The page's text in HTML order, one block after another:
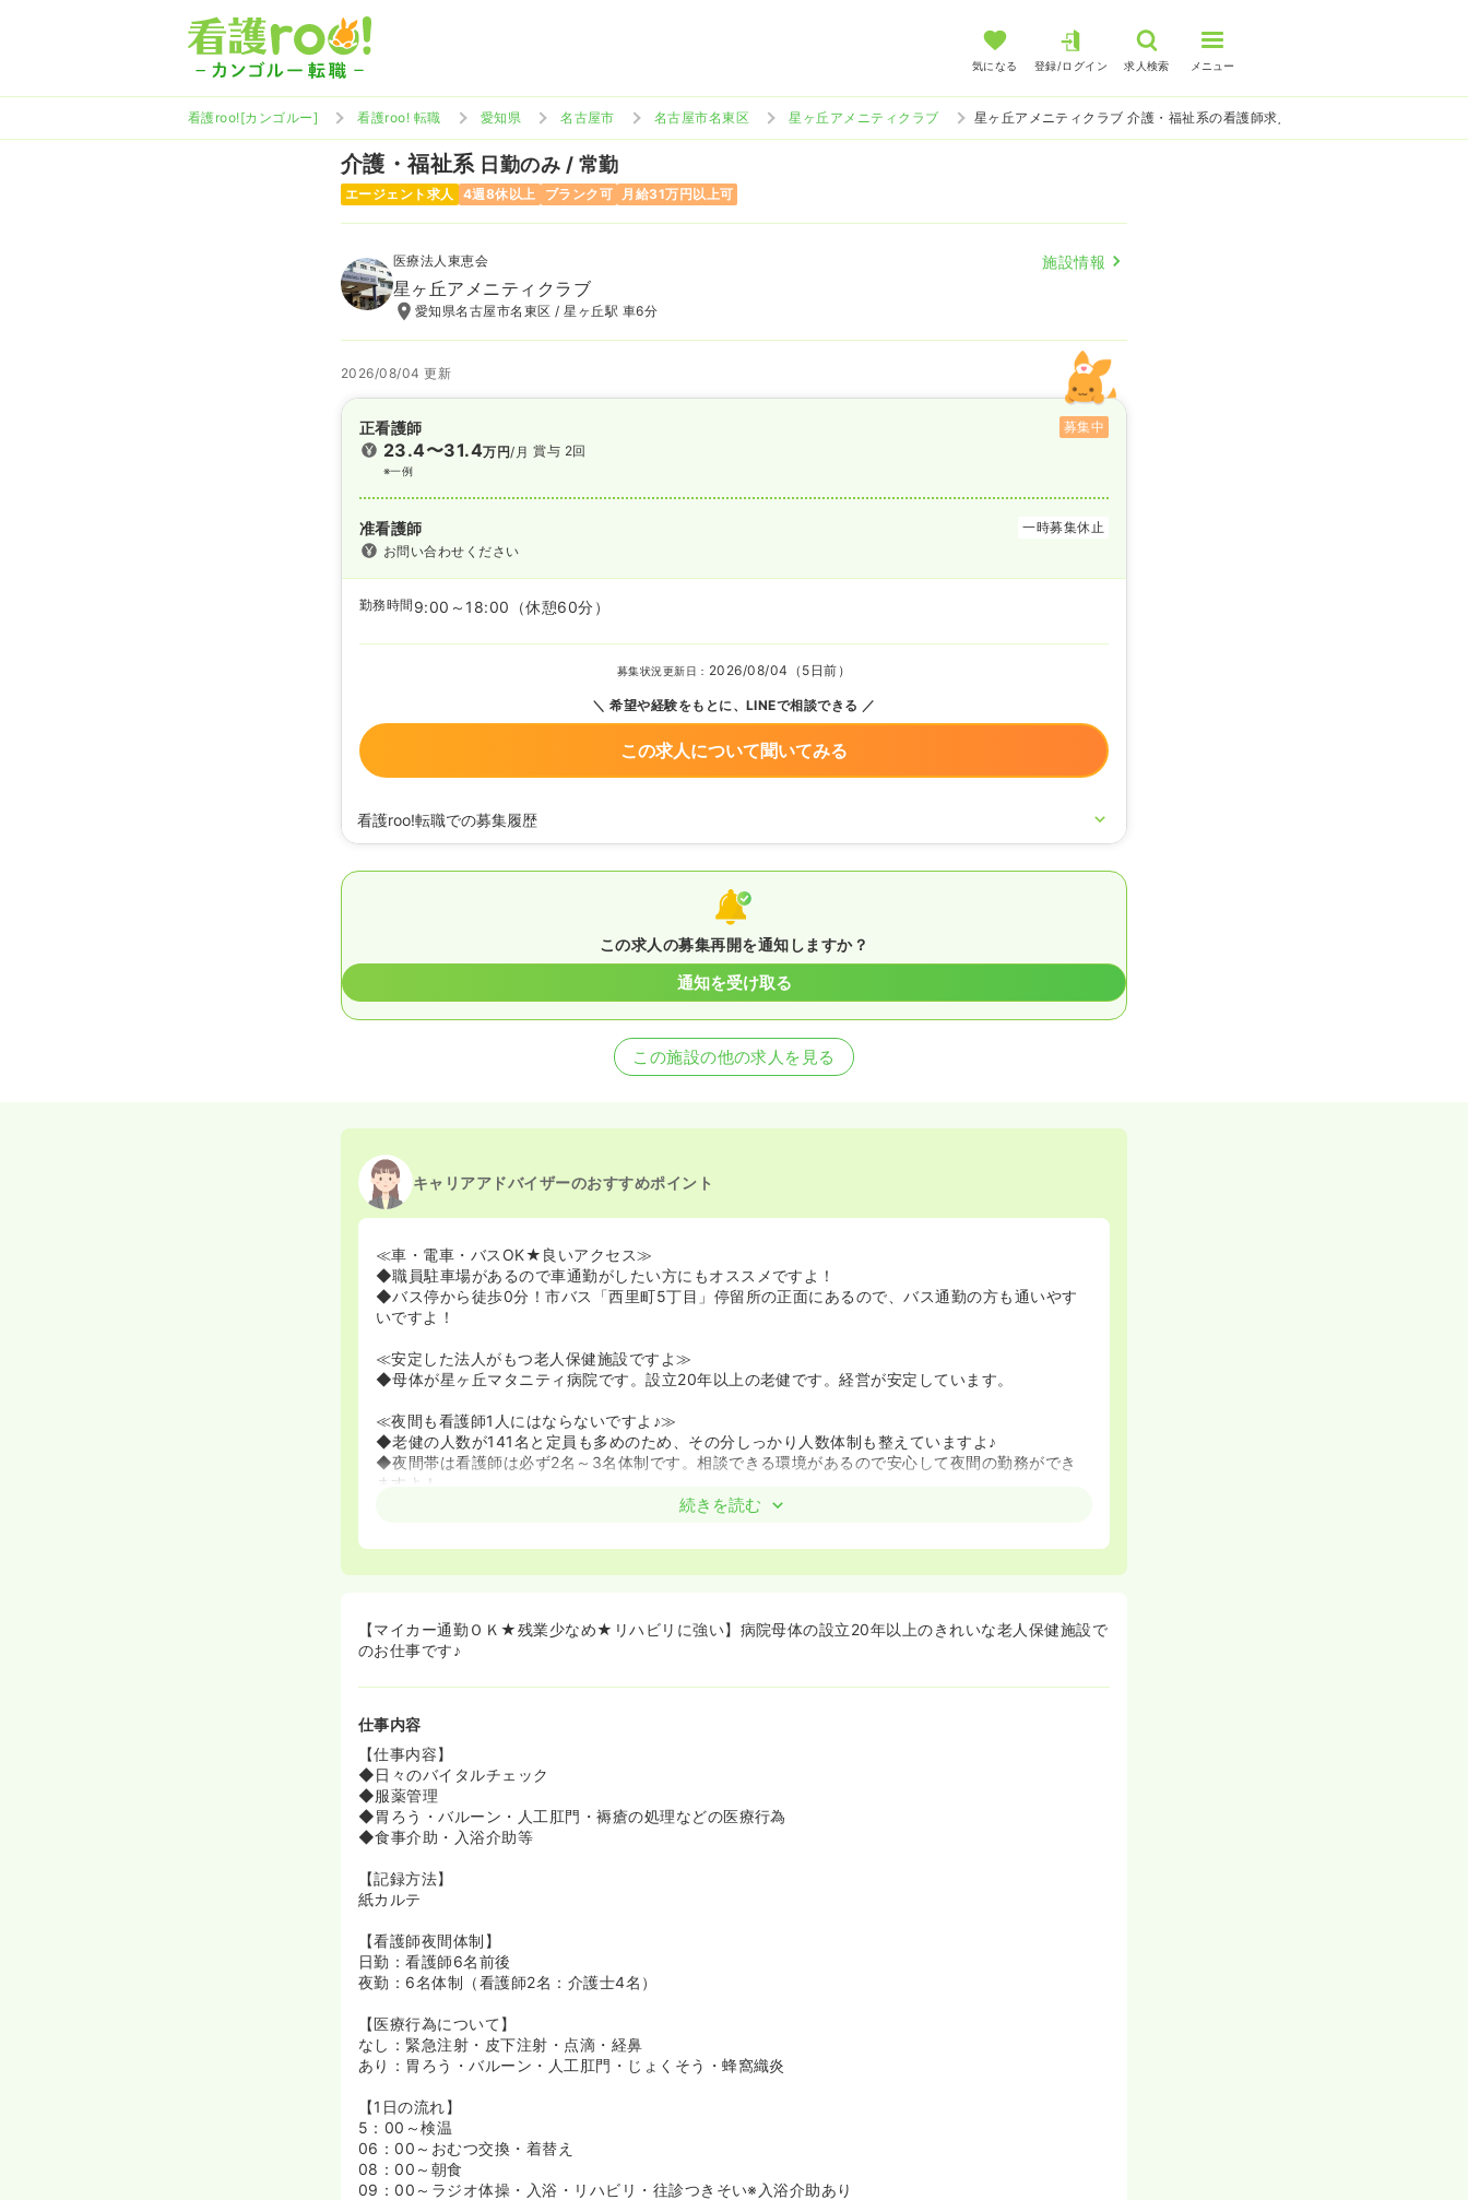
気になる 登録/ログイン 求人検索 メニュー
看護roo![カンゴルー] 看護roo! 転職 愛知県 名古屋市 名古屋市名東区 星ヶ丘アメニティクラブ 星ヶ丘アメニティクラブ 介護・福祉系の看護師求人
介護・福祉系 日勤のみ / 常勤
エージェント求人 4週8休以上 ブランク可 月給31万円以上可
医療法人東恵会 施設情報
星ヶ丘アメニティクラブ
愛知県名古屋市名東区 / 星ヶ丘駅 車6分
2026/08/04 更新
正看護師 募集中
23.4〜31.4万円/月
※一例
賞与 2回
准看護師
一時募集休止
お問い合わせください
勤務時間 9:00～18:00 （休憩60分）
募集状況更新日： 2026/08/04（5日前）
希望や経験をもとに、LINEで相談できる
この求人について聞いてみる
看護roo!転職での募集履歴
2025/03/18正看護師を募集中
この求人の募集再開を通知しますか？
通知を受け取る
この施設の他の求人を見る
キャリアアドバイザーのおすすめポイント
≪車・電車・バスOK★良いアクセス≫
◆職員駐車場があるので車通勤がしたい方にもオススメですよ！
◆バス停から徒歩0分！市バス「西里町5丁目」停留所の正面にあるので、バス通勤の方も通いやす
いですよ！
≪安定した法人がもつ老人保健施設ですよ≫
◆母体が星ヶ丘マタニティ病院です。設立20年以上の老健です。経営が安定しています。
≪夜間も看護師1人にはならないですよ♪≫
◆老健の人数が141名と定員も多めのため、その分しっかり人数体制も整えていますよ♪
◆夜間帯は看護師は必ず2名～3名体制です。相談できる環境があるので安心して夜間の勤務ができ
ますよ！
◆施設には合計で80名程度の職員が協力しながら働いています。
≪残業少なめ★月2～3時間です≫
◆ご家庭をお持ちの方にもオススメの求人です
≪リハビリにつよい★他職種連携あり≫
◆施設内にはPT・OT・STのリハビリスタッフさんがたくさんいます。協力して利用者様に快適な生
活を提供しましょう♪
◆リハビリのフロアは見渡しがよい大変広いフロアになっています。きれいですよ！
続きを読む
【マイカー通勤ＯＫ★残業少なめ★リハビリに強い】病院母体の設立20年以上のきれいな老人保健施設で
のお仕事です♪
仕事内容
【仕事内容】
◆日々のバイタルチェック
◆服薬管理
◆胃ろう・バルーン・人工肛門・褥瘡の処理などの医療行為
◆食事介助・入浴介助等
【記録方法】
紙カルテ
【看護師夜間体制】
日勤：看護師6名前後
夜勤：6名体制（看護師2名：介護士4名）
【医療行為について】
なし：緊急注射・皮下注射・点滴・経鼻
あり：胃ろう・バルーン・人工肛門・じょくそう・蜂窩織炎
【1日の流れ】
5：00～検温
06：00～おむつ交換・着替え
08：00～朝食
09：00～ラジオ体操・入浴・リハビリ・往診つきそい※入浴介助あり